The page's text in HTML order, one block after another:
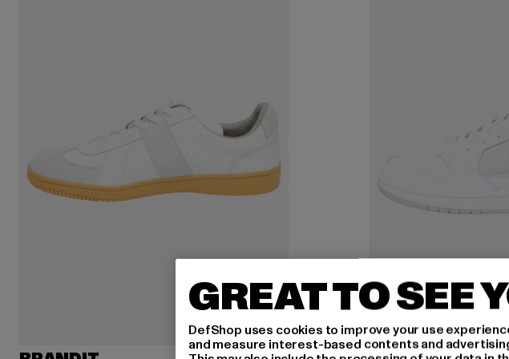
GREAT TO SEE
DefShop uses cookies to improve your use
and measure interest-based contents and